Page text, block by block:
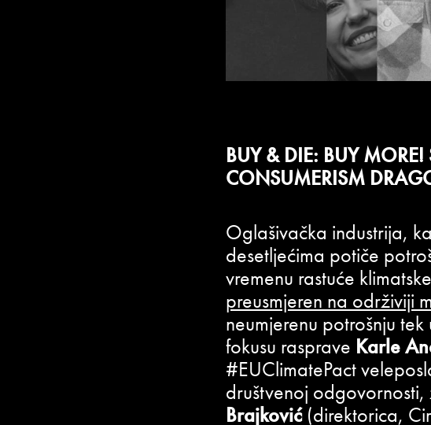
BUY & DIE: BUY
CONSUMERISM
Oglašivačka industrija,
desetljećima potiče
vremenu rastuće
preusmjeren na održiviji
neumjerenu potrošnju
fokusu rasprave Karle
#EUClimatePact
društvenoj
Brajković(direktorica,